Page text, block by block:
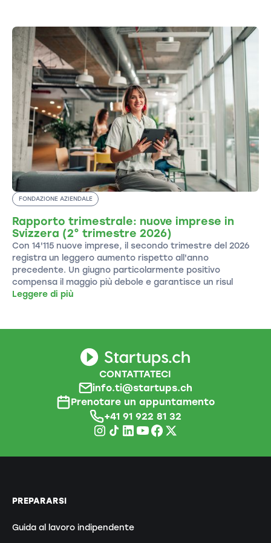
FONDAZIONE AZIENDALE
Rapporto trimestrale: nuove imprese in
Svizzera (2° trimestre 2026)
Con 14'115 nuove imprese, il secondo trimestre del 2026
registra un leggero aumento rispetto all'anno
precedente. Un giugno particolarmente positivo
compensa il maggio più debole e garantisce un risul
Leggere di più
CONTATTATECI
info.ti@startups.ch
Prenotare un appuntamento
+41 91 922 81 32
PREPARARSI
Guida al lavoro indipendente